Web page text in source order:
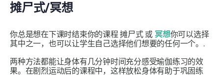
摊尸式/冥想
你总是想在下课时结束你的课程摊尸式或 冥想你可以选择
其中之一，也可以让学生自己选择他们想要的任何一个。.
两种方法都能让身体有几分钟时间充分感受瑜伽练习的效
果。在剧烈运动后的课程中，这样放松身体有助于巩固练